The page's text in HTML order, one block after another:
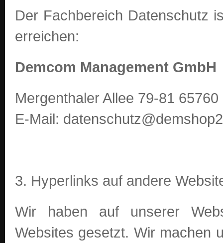
Der Fachbereich Datenschutz
erreichen:
Demcom Management GmbH
Mergenthaler Allee 79-81
E-Mail:
3. Hyperlinks auf andere
Wir haben auf unserer
Websites gesetzt. Wir machen